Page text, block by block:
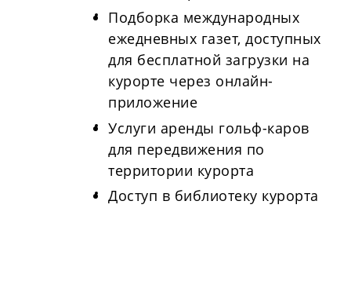
Подборка международных
ежедневных газет, доступных
для бесплатной загрузки на
курорте через онлайн-
приложение
Услуги аренды гольф-каров
для передвижения по
территории курорта
Доступ в библиотеку курорта